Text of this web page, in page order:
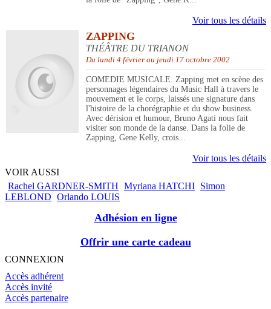
Voir tous les détails
ZAPPING
THÉÂTRE DU TRIANON
Du lundi 4 février au jeudi 17 octobre 2002
COMEDIE MUSICALE. Zapping met en scène des
personnages légendaires du Music Hall à travers le
mouvement et le corps, laissés une signature dans
l'histoire de la chorégraphie et du show business.
Avec dérision et humour, Bruno Agati nous fait
visiter son monde de la danse. Dans la folie de
Zapping, Gene Kelly, crois...
Voir tous les détails
VOIR AUSSI
Rachel GARDNER-SMITH Myriana HATCHI Simon
LEBLOND Orlando LOUIS
Adhésion en ligne
Offrir une carte cadeau
CONNEXION
Accès adhérent
Accès invité
Accès partenaire